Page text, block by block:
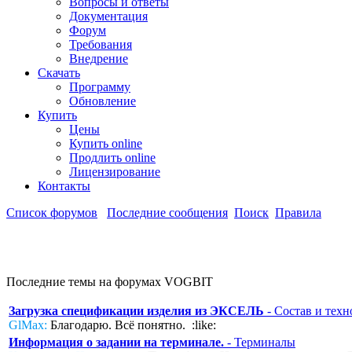
Документация
Форум
Требования
Внедрение
Скачать
Программу
Обновление
Купить
Цены
Купить online
Продлить online
Лицензирование
Контакты
Список форумов Последние сообщения Поиск Правила
Последние темы на форумах VOGBIT
Загрузка спецификации изделия из ЭКСЕЛЬ - Состав и
GlMax: Благодарю. Всё понятно. :like:
Информация о задании на терминале. - Терминалы